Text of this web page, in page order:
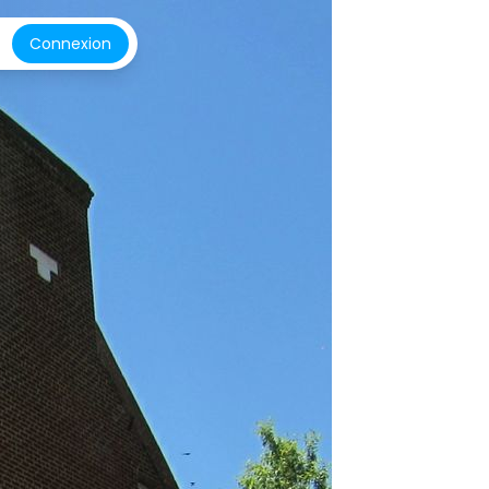
Connexion